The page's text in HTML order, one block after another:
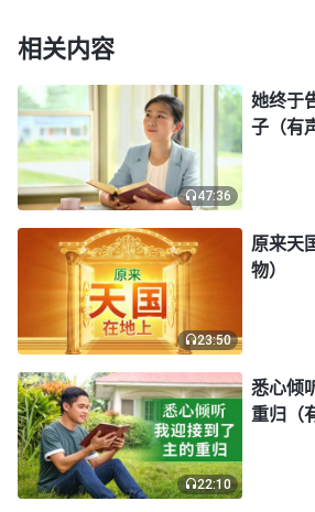
单。”
刘姊妹接着说：“神作律法时
名叫耶和华，当时的人只有接受
拜耶和华神，遵行耶和华的道，
得到神的看顾保守，那时神对人
神之外不可敬拜别的神。但当神
的名随之就会改变，我们只有接
的新名才能得到神的称许。就像
再叫耶和华，而是叫耶稣，我们
告主耶稣才能罪得赦免，享受丰
来的平安喜乐，如果我们持守耶
耶稣的名，就不能获得神的带领
的赦罪之恩。因此，经上说‘除他
相关内容
47:36
她终于
子（有
23:50
原来天
物）
22:10
悉心倾
重归（